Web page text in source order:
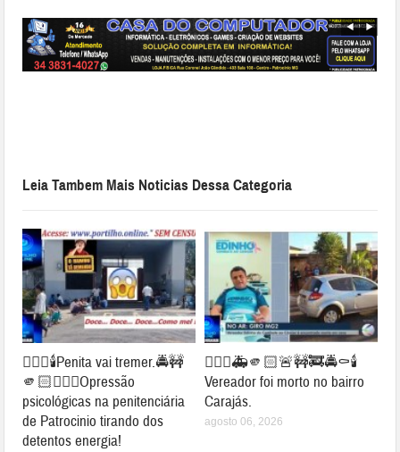
Leia Tambem Mais Noticias Dessa Categoria
👉🏻🚨🕯️Penita vai tremer.🚔🚧
🫵🏻⛓️‍💥😱Opressão
psicológicas na penitenciária
de Patrocinio tirando dos
detentos energia!
👉🏻🤔🚑🫵🏻🚨🚧🚒🚔⚰️🕯️
Vereador foi morto no bairro
Carajás.
agosto 06, 2026